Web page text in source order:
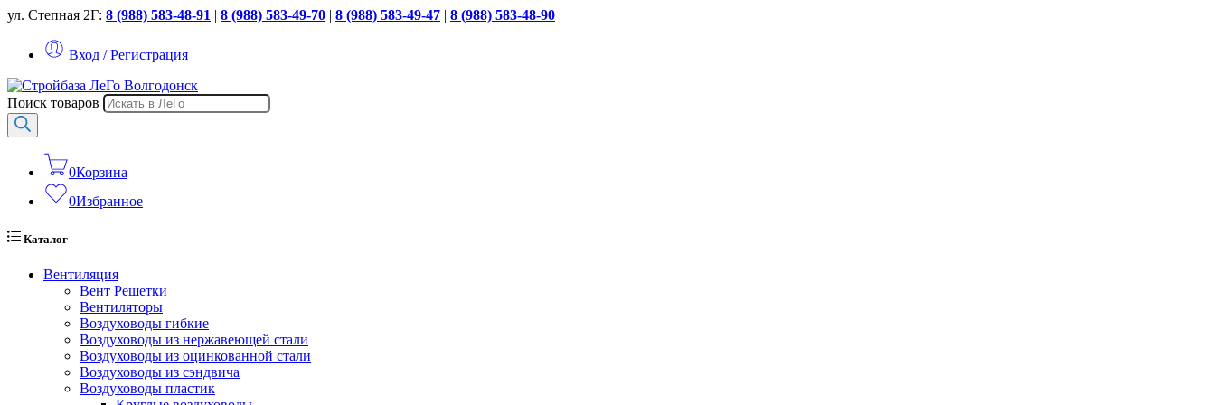
ул. Степная 2Г: 8 (988) 583-48-91 | 8 (988) 583-49-70 | 8 (988) 583-49-47 | 8 (988) 583-48-90
Вход / Регистрация
Поиск товаров
0Корзина
0Избранное
Каталог
Вентиляция
Вент Решетки
Вентиляторы
Воздуховоды гибкие
Воздуховоды из нержавеющей стали
Воздуховоды из оцинкованной стали
Воздуховоды из сэндвича
Воздуховоды пластик